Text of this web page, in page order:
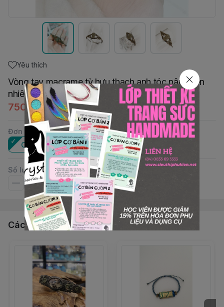
Yêu thích
Vòng tay macrame tỳ hưu thạch anh tóc nâu thiên
nhiên
750.000đ
Đơn vị
Cái
Số lượng
Các sản phẩm, dịch vụ khác